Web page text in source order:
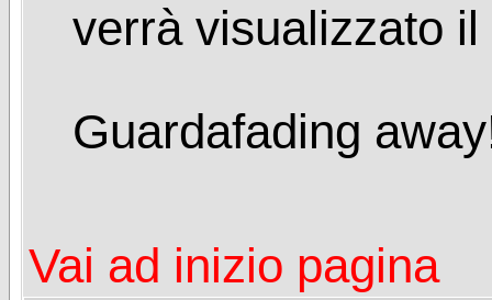
verrà visualizzato
Guardafading away
Vai ad inizio pagina